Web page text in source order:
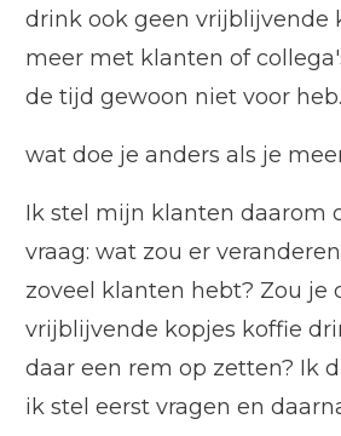
drink ook geen vrijblijvende
meer met klanten of
de tijd gewoon niet voor heb.
wat doe je anders als je
Ik stel mijn klanten daarom
vraag: wat zou er
zoveel klanten hebt? Zou je
vrijblijvende kopjes koffie
daar een rem op zetten? Ik
ik stel eerst vragen en